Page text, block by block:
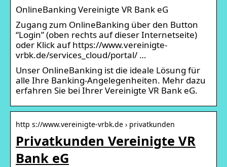
OnlineBanking Vereinigte VR Bank eG
Zugang zum OnlineBanking über den Button
“Login” (oben rechts auf dieser Internetseite)
oder Klick auf https://www.vereinigte-
vrbk.de/services_cloud/portal/ …
Unser OnlineBanking ist die ideale Lösung für
alle Ihre Banking-Angelegenheiten. Mehr dazu
erfahren Sie bei Ihrer Vereinigte VR Bank eG.
http s://www.vereinigte-vrbk.de › privatkunden
Privatkunden Vereinigte VR
Bank eG